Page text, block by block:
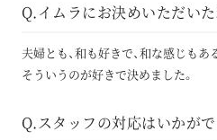
Q.イムラにお決めいただい
夫婦とも、和も好きで、和な感じも
そういうのが好きで決めました。
Q.スタッフの対応はいかがで